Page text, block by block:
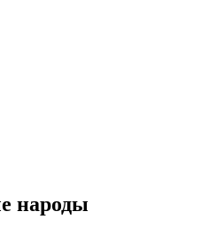
народы